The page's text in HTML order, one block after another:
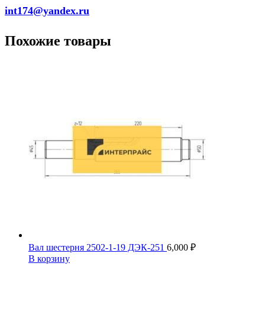
int174@yandex.ru
Похожие товары
Вал шестерня 2502-1-19 ДЭК-251 6,000 ₽
В корзину